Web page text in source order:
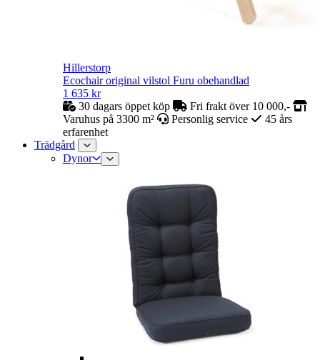
Hillerstorp
Ecochair original vilstol Furu obehandlad
1 635 kr
30 dagars öppet köp
Fri frakt över 10 000,-
Varuhus på 3300 m²
Personlig service
45 års
erfarenhet
Trädgård
Dynor